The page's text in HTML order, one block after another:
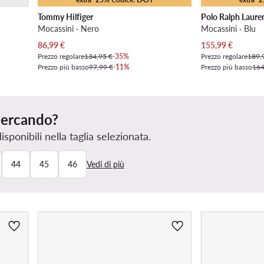
Tommy Hilfiger
Mocassini · Nero
Prezzo attuale
86,99€
Prezzo regolare134,95 €-35%
Prezzo più basso97,99 €-11%
Polo Ralph
Mocassini · Blu
Prezzo attuale
155,99€
Prezzo regolare
Prezzo più basso
nella taglia selezionata.
44 45 46 Vedi di più